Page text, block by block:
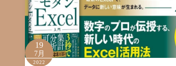
19
7月
2022